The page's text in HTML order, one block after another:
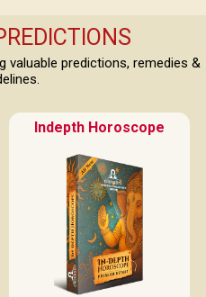
valuable predictions, remedies &
Indepth Horoscope